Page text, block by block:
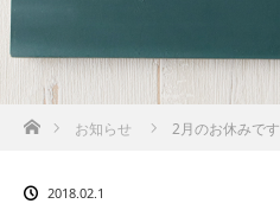
ホームお知らせ 2月のお休みです
2018.02.1